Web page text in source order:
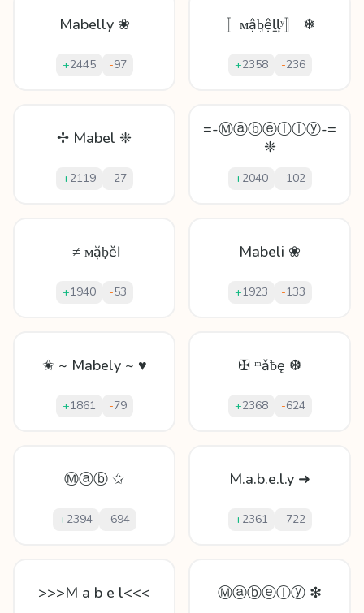
Mabelly ❀
+2445 -97
〚ᴍậᶀệḻļʸ〛 ❄
+2358 -236
✢ Mabel ❈
+2119 -27
=-Ⓜⓐⓑⓔⓛⓛⓨ-=
❈
+2040 -102
≠ ᴍặḅěӏ
+1940 -53
Mabeli ❀
+1923 -133
✬ ~ Mabely ~ ♥
+1861 -79
✠ ᵐǎƀę ❆
+2368 -624
Ⓜⓐⓑ ✩
+2394 -694
M.a.b.e.l.y ➜
+2361 -722
>>>M a b e l<<< Ⓜⓐⓑⓔⓛⓨ ❇